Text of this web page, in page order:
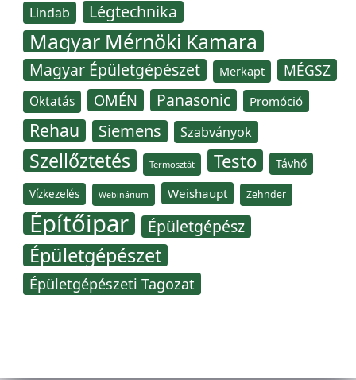
Lindab Légtechnika
Magyar Mérnöki Kamara
Magyar Épületgépészet Merkapt MÉGSZ
Oktatás OMÉN Panasonic Promóció
Rehau Siemens Szabványok
Szellőztetés Termosztát Testo Távhő
Vízkezelés Webinárium Weishaupt Zehnder
Építőipar Épületgépész
Épületgépészet
Épületgépészeti Tagozat